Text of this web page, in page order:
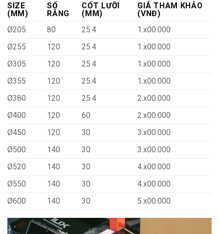
SIZE
(MM)
SỐ
RĂNG
CỐT LƯỠI
(MM)
GIÁ THAM KHẢO
(VNĐ)
Ø205
80 25.4
1.x00.000
Ø255
120 25.4
1.x00.000
Ø305
120 25.4
1.x00.000
Ø355
120 25.4
1.x00.000
Ø380
120 25.4
2.x00.000
Ø400
120 60
2.x00.000
Ø450
120 30
3.x00.000
Ø500
140 30
3.x00.000
Ø520
140 30
4.x00.000
Ø550
140 30
4.x00.000
Ø600
140 30 5.x00.000